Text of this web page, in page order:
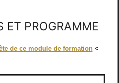
ET PROGRAMME
de ce module de formation<